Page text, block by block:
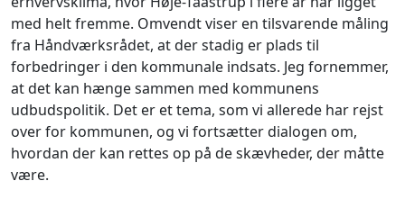
med helt fremme. Omvendt viser en tilsvarende måling
fra Håndværksrådet, at der stadig er plads til
forbedringer i den kommunale indsats. Jeg fornemmer,
at det kan hænge sammen med kommunens
udbudspolitik. Det er et tema, som vi allerede har rejst
over for kommunen, og vi fortsætter dialogen om,
hvordan der kan rettes op på de skævheder, der måtte
være.